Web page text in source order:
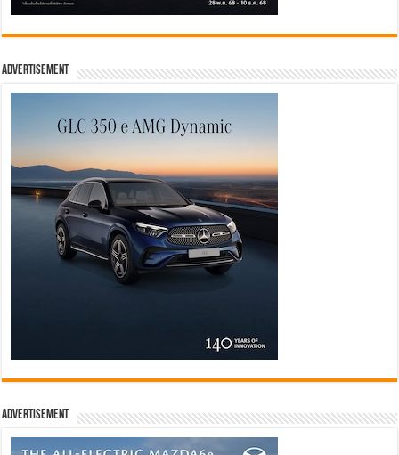
Advertisement
Advertisement